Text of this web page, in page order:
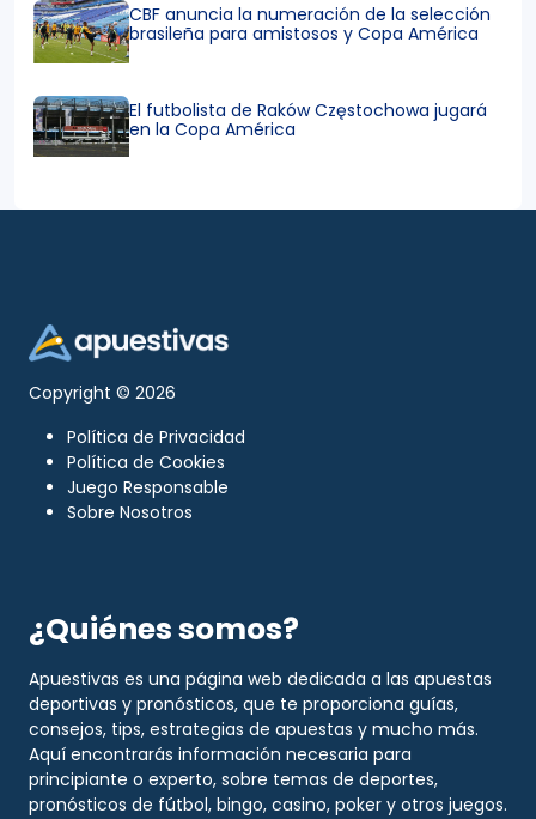
CBF anuncia la numeración de la selección
brasileña para amistosos y Copa América
El futbolista de Raków Częstochowa jugará
en la Copa América
Copyright © 2026
Política de Privacidad
Política de Cookies
Juego Responsable
Sobre Nosotros
¿Quiénes somos?
Apuestivas es una página web dedicada a las apuestas
deportivas y pronósticos, que te proporciona guías,
consejos, tips, estrategias de apuestas y mucho más.
Aquí encontrarás información necesaria para
principiante o experto, sobre temas de deportes,
pronósticos de fútbol, bingo, casino, poker y otros juegos.